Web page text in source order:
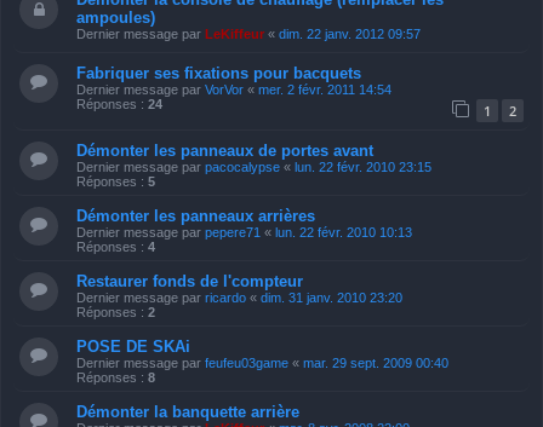
ampoules)
Dernier message par LeKiffeur « dim. 22 janv. 2012 09:57
Fabriquer ses fixations pour bacquets
Dernier message par VorVor « mer. 2 févr. 2011 14:54
Réponses : 24 1 2
Démonter les panneaux de portes avant
Dernier message par pacocalypse « lun. 22 févr. 2010 23:15
Réponses : 5
Démonter les panneaux arrières
Dernier message par pepere71 « lun. 22 févr. 2010 10:13
Réponses : 4
Restaurer fonds de l'compteur
Dernier message par ricardo « dim. 31 janv. 2010 23:20
Réponses : 2
POSE DE SKAi
Dernier message par feufeu03game « mar. 29 sept. 2009 00:40
Réponses : 8
Démonter la banquette arrière